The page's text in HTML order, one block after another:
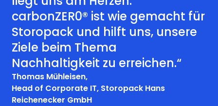
carbonZER0® ist wie gemacht für
Storopack und hilft uns, unsere
Ziele beim Thema
Nachhaltigkeit zu erreichen.“
Thomas Mühleisen,
Head of Corporate IT, Storopack Hans
Reichenecker GmbH